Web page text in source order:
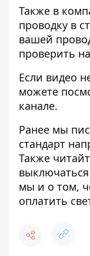
Также в
проводку в
вашей
проверить
Если видео
можете
канале.
Ранее мы
стандарт
Также
мы и о том,
оплатить